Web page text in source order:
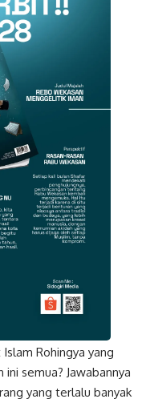
Rohingya yang
semua? Jawabannya
yang terlalu banyak